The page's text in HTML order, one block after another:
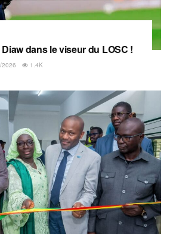
dans le viseur du LOSC !
2026 1.4K